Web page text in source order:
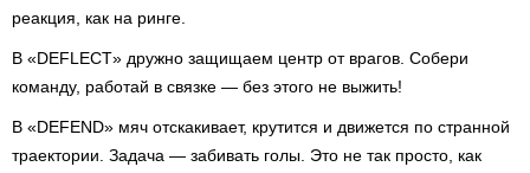
реакция, как на ринге.
В «DEFLECT» дружно защищаем центр от врагов. Собери
команду, работай в связке — без этого не выжить!
В «DEFEND» мяч отскакивает, крутится и движется по странной
траектории. Задача — забивать голы. Это не так просто, как